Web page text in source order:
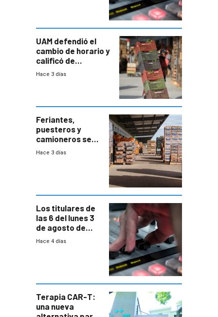
UAM defendió el
cambio de horario y
calificó de
“desproporcionado”
Hace 3 días
Feriantes,
puesteros y
camioneros se
movilizaron en
Hace 3 días
Los titulares de
las 6 del lunes 3
de agosto de
2026
Hace 4 días
Terapia CAR-T:
una nueva